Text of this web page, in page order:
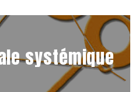
systémique